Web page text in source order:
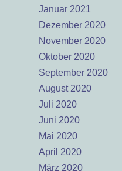
Januar 2021
Dezember 2020
November 2020
Oktober 2020
September 2020
August 2020
Juli 2020
Juni 2020
Mai 2020
April 2020
März 2020